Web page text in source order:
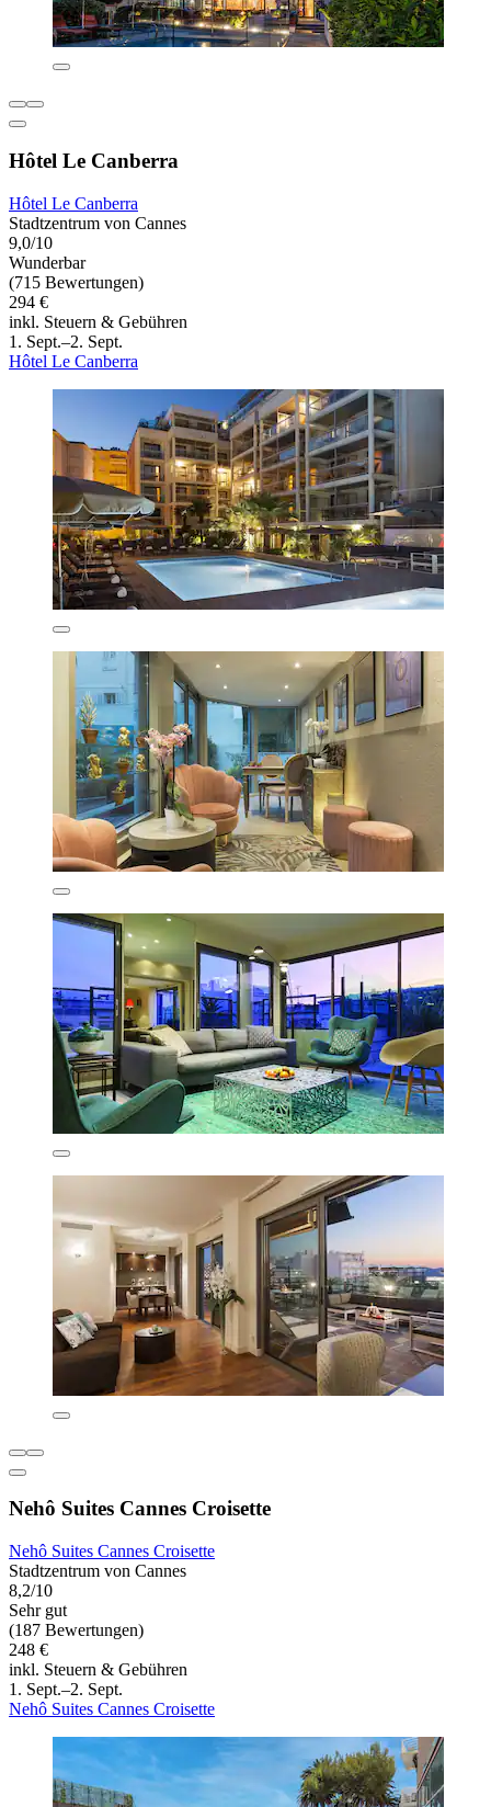
Hôtel Le Canberra
Hôtel Le Canberra
Stadtzentrum von Cannes
9,0/10
Wunderbar
(715 Bewertungen)
294 €
inkl. Steuern & Gebühren
1. Sept.–2. Sept.
Hôtel Le Canberra
Nehô Suites Cannes Croisette
Nehô Suites Cannes Croisette
Stadtzentrum von Cannes
8,2/10
Sehr gut
(187 Bewertungen)
248 €
inkl. Steuern & Gebühren
1. Sept.–2. Sept.
Nehô Suites Cannes Croisette